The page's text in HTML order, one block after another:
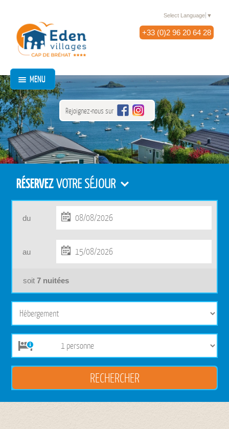
Rejoignez-nous sur
MENU
Select Language ▼
+33 (0)2 96 20 64 28
RÉSERVEZVOTRE SÉJOUR
du
au
soit7 nuitées